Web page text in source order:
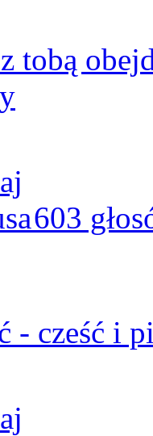
tobą
603
- cześć i